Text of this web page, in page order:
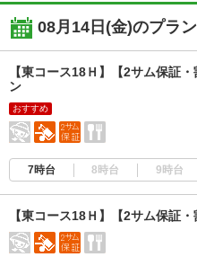
08月14日(金)のプラン
【東コース18Ｈ】【2サム保証
ン
おすすめ
7時台 8時台 9時台
【東コース18Ｈ】【2サム保証